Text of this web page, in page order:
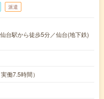
派遣
台駅から徒歩5分／仙台(地下鉄)
働7.5時間）